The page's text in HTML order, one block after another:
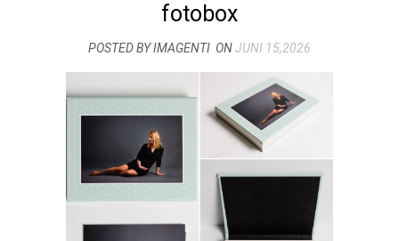
fotobox
POSTED BY IMAGENTI ONJUNI 15,2026